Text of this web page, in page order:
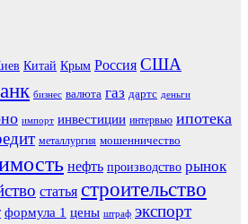
Китай Крым Россия США
бизнес валюта газ дартс деньги
импорт инвестиции интервью ипотека
металлургия мошенничество
нефть производство рынок
статья строительство
формула 1 цены штраф экспорт